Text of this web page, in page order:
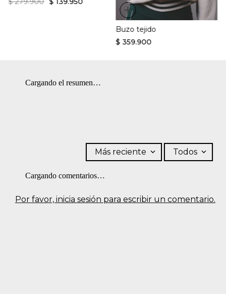
+
Buzo tejido
$ 359.900
Cargando el resumen…
Por favor, inicia sesión para escribir un comentario.
Más reciente Todos
Cargando comentarios…